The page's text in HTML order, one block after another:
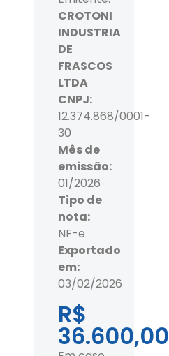
CROTONI
INDUSTRIA
DE
FRASCOS
LTDA
CNPJ:
12.374.868/0001-
30
Mês de
emissão:
01/2026
Tipo de
nota:
NF-e
Exportado
em:
03/02/2026
R$
36.600,00